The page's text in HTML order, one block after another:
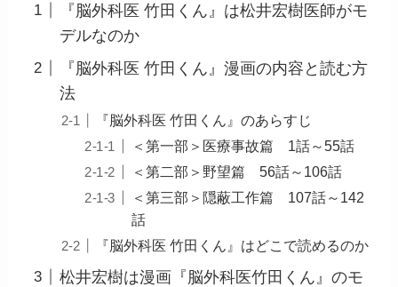
『脳外科医 竹田くん』は松井宏樹医師がモ
デルなのか
『脳外科医 竹田くん』漫画の内容と読む方
法
『脳外科医 竹田くん』のあらすじ
＜第一部＞医療事故篇 1話～55話
＜第二部＞野望篇 56話～106話
＜第三部＞隠蔽工作篇 107話～142
話
『脳外科医 竹田くん』はどこで読めるのか
松井宏樹は漫画『脳外科医竹田くん』のモ